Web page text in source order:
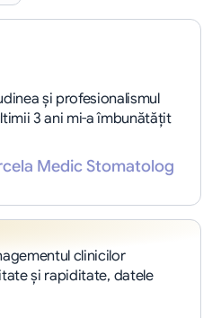
și profesionalismul
3 ani mi-a îmbunătățit
Medic Stomatolog
clinicilor
şi rapiditate, datele